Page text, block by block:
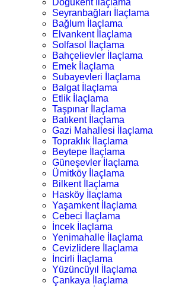
Doğukent İlaçlama
Seyranbağları İlaçlama
Bağlum İlaçlama
Elvankent İlaçlama
Solfasol İlaçlama
Bahçelievler İlaçlama
Emek İlaçlama
Subayevleri İlaçlama
Balgat İlaçlama
Etlik İlaçlama
Taşpınar İlaçlama
Batıkent İlaçlama
Gazi Mahallesi İlaçlama
Topraklık İlaçlama
Beytepe İlaçlama
Güneşevler İlaçlama
Ümitköy İlaçlama
Bilkent İlaçlama
Hasköy İlaçlama
Yaşamkent İlaçlama
Cebeci İlaçlama
İncek İlaçlama
Yenimahalle İlaçlama
Cevizlidere İlaçlama
İncirli İlaçlama
Yüzüncüyıl İlaçlama
Çankaya İlaçlama